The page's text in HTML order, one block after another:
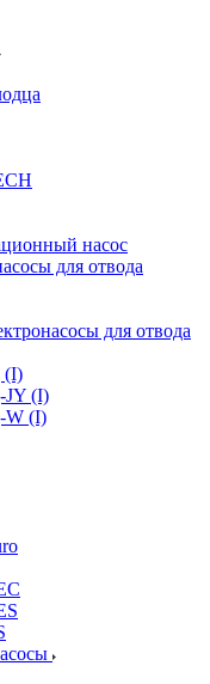
насос
для отвода
для отвода
(I)
JY (I)
W (I)